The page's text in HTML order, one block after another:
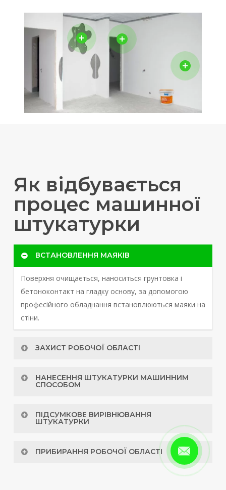
Як відбувається
процес машинної
штукатурки
ВСТАНОВЛЕННЯ МАЯКІВ
Поверхня очищається, наноситься грунтовка і
бетоноконтакт на гладку основу, за допомогою
професійного обладнання встановлюються маяки на
стіни.
ЗАХИСТ РОБОЧОЇ ОБЛАСТІ
забруднення вікна, вентиляція та інші крихкі
НАНЕСЕННЯ ШТУКАТУРКИ МАШИННИМ
СПОСОБОМ
під потреби об’єкта. Після налаштування наноситься
ПІДСУМКОВЕ ВИРІВНЮВАННЯ
ШТУКАТУРКИ
Штукатурка вирівнюється спеціальним правилом,
забирається зайвий шар. Видаляються маяки, в кінці
поверхня загладжується, для додання їй глянцевого
ПРИБИРАННЯ РОБОЧОЇ ОБЛАСТІ
Ми заклеюємо вікна плівкою, знімаємо її, робимо